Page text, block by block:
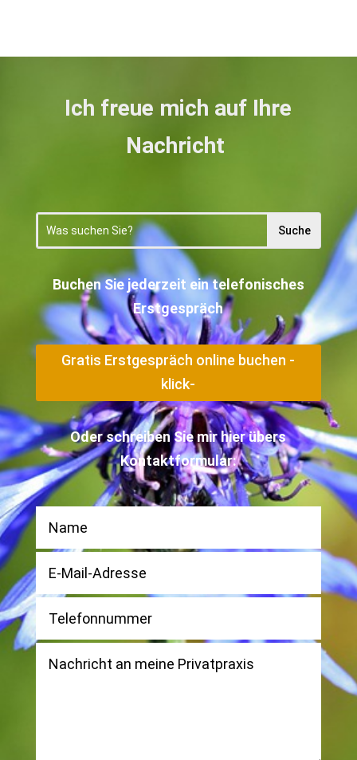
Ich freue mich auf Ihre
Nachricht
Buchen Sie jederzeit ein telefonisches
Erstgespräch
Gratis Erstgespräch online buchen -
klick-
Oder schreiben Sie mir hier übers
Kontaktformular: